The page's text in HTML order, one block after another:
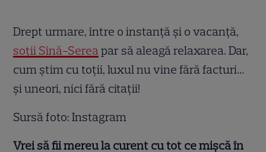
Drept urmare, între o instanță și o vacanță,
soții Sînă-Serea par să aleagă relaxarea. Dar,
cum știm cu toții, luxul nu vine fără facturi…
și uneori, nici fără citații!
Sursă foto: Instagram
Vrei să fii mereu la curent cu tot ce mișcă în